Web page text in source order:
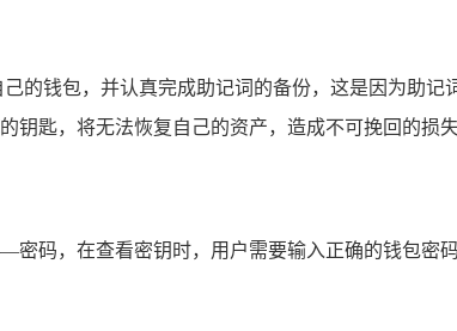
的钱包，并认真完成助记词的备份，这是因为助
匙，将无法恢复自己的资产，造成不可挽回的损失
码，在查看密钥时，用户需要输入正确的钱包密